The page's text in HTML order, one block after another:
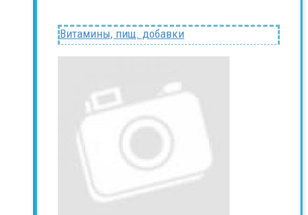
Витамины, пищ. добавки